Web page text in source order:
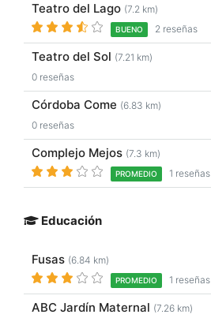
Teatro del Lago (7.2 km)
BUENO 2 reseñas
Teatro del Sol (7.21 km)
0 reseñas
Córdoba Come (6.83 km)
0 reseñas
Complejo Mejos (7.3 km)
PROMEDIO 1 reseñas
Educación
Fusas (6.84 km)
PROMEDIO 1 reseñas
ABC Jardín Maternal (7.26 km)